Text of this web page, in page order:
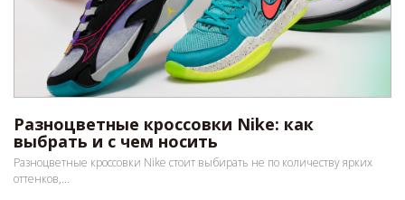
Разноцветные кроссовки Nike: как
выбрать и с чем носить
Разноцветные кроссовки Nike стоит выбирать не по количеству ярких
оттенков,...